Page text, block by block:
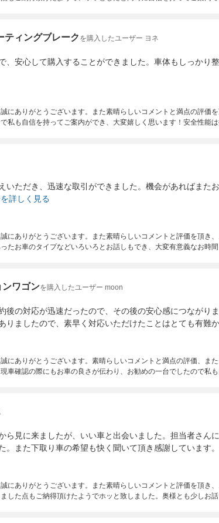
ティングブレーク を購入したユーザー ヨネ
、安心して購入することができました。車体もしっかり
にありがとうございます。また素晴らしいコメントと満点の評価
私も自信を持ってご案内ができ、大変嬉しく思います！安全性能
いただき、迅速な取引ができました。機会があればまた
詳しく見る
にありがとうございます。また素晴らしいコメントと評価を頂き
たお車のタイプなどいろいろとお話しもでき、大変有意義なお時
ンワゴンを購入したユーザー moon
後の対応が迅速だったので、その後の安心感につながり
りましたので、素早く対応いただけたことはとても有難
にありがとうございます。素晴らしいコメントと満点の評価、ま
車確認の際にもお車の良さが伝わり、お勧めの一台でしたので私
ら見に来ましたが、いい車と出会いました。担当者さん
。また下取り車の希望も快く聞いて頂き感謝しています
にありがとうございます。また素晴らしいコメントと評価を頂き
した点もご納得頂けたようでホッと致しました。奥様とも少しお